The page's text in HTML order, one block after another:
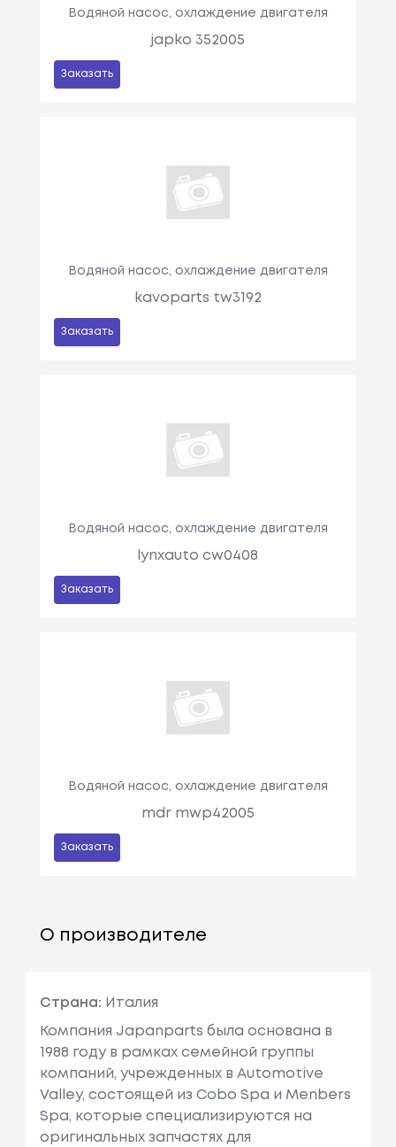
Водяной насос, охлаждение двигателя
japko 352005
Заказать
Водяной насос, охлаждение двигателя
kavoparts tw3192
Заказать
Водяной насос, охлаждение двигателя
lynxauto cw0408
Заказать
Водяной насос, охлаждение двигателя
mdr mwp42005
Заказать
О производителе
Страна: Италия
Компания Japanparts была основана в
1988 году в рамках семейной группы
компаний, учрежденных в Automotive
Valley, состоящей из Cobo Spa и Menbers
Spa, которые специализируются на
оригинальных запчастях для